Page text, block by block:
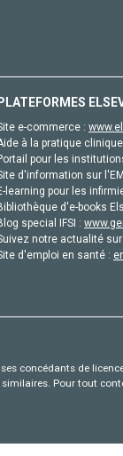
PLATEFORMES
e-commerce :
à la pratique
pour les
d'information sur
learning pour les
d'e-books
special IFSI :
notre actualité
d'emploi en santé :
concédants de
Pour tout